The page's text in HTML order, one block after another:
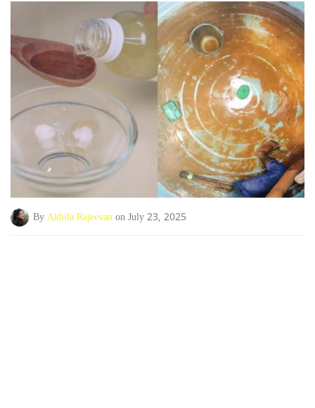
By Akhila Rajeevan on July 23, 2025